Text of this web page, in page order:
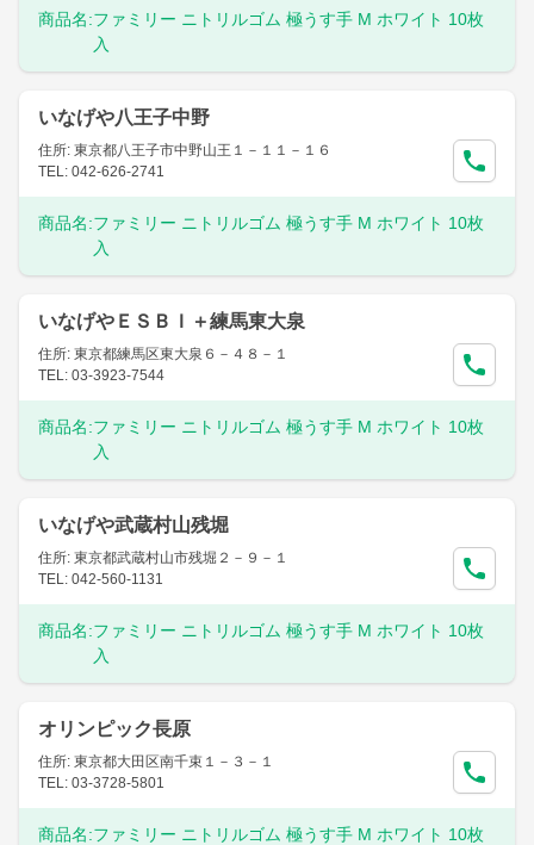
商品名:ファミリー ニトリルゴム 極うす手 M ホワイト 10枚
入
いなげや八王子中野
住所: 東京都八王子市中野山王１－１１－１６
TEL: 042-626-2741
商品名:ファミリー ニトリルゴム 極うす手 M ホワイト 10枚
入
いなげやＥＳＢＩ＋練馬東大泉
住所: 東京都練馬区東大泉６－４８－１
TEL: 03-3923-7544
商品名:ファミリー ニトリルゴム 極うす手 M ホワイト 10枚
入
いなげや武蔵村山残堀
住所: 東京都武蔵村山市残堀２－９－１
TEL: 042-560-1131
商品名:ファミリー ニトリルゴム 極うす手 M ホワイト 10枚
入
オリンピック長原
住所: 東京都大田区南千束１－３－１
TEL: 03-3728-5801
商品名:ファミリー ニトリルゴム 極うす手 M ホワイト 10枚